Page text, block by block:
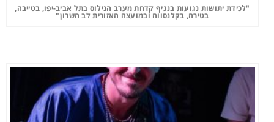
"לכידת יתושות נגועות בנגיף קדחת מערב הנילוס בתל אביב-יפו, בטייבה,
בטירה, בקלנסווה ובמועצה האזורית לב השרון"